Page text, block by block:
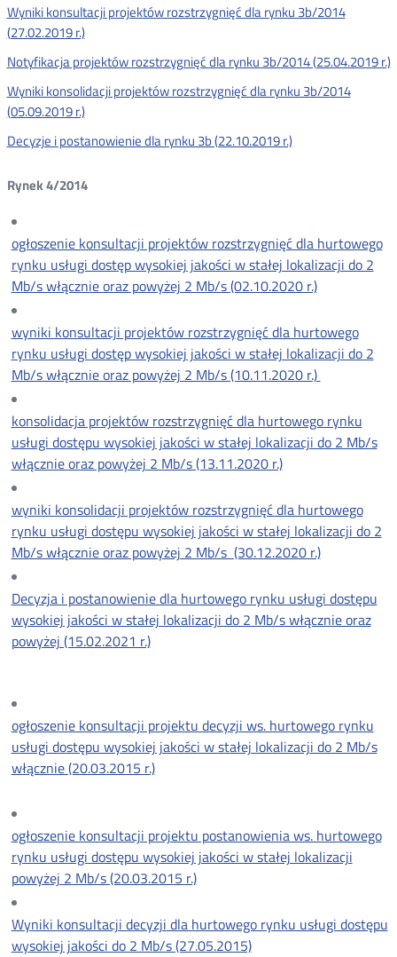
Wyniki konsultacji projektów rozstrzygnięć dla rynku 3b/2014
(27.02.2019 r.)
Notyfikacja projektów rozstrzygnięć dla rynku 3b/2014 (25.04.2019 r.)
Wyniki konsolidacji projektów rozstrzygnięć dla rynku 3b/2014
(05.09.2019 r.)
Decyzje i postanowienie dla rynku 3b (22.10.2019 r.)
Rynek 4/2014
ogłoszenie konsultacji projektów rozstrzygnięć dla hurtowego
rynku usługi dostęp wysokiej jakości w stałej lokalizacji do 2
Mb/s włącznie oraz powyżej 2 Mb/s (02.10.2020 r.)
wyniki konsultacji projektów rozstrzygnięć dla hurtowego
rynku usługi dostęp wysokiej jakości w stałej lokalizacji do 2
Mb/s włącznie oraz powyżej 2 Mb/s (10.11.2020 r.)
konsolidacja projektów rozstrzygnięć dla hurtowego rynku
usługi dostępu wysokiej jakości w stałej lokalizacji do 2 Mb/s
włącznie oraz powyżej 2 Mb/s (13.11.2020 r.)
wyniki konsolidacji projektów rozstrzygnięć dla hurtowego
rynku usługi dostępu wysokiej jakości w stałej lokalizacji do 2
Mb/s włącznie oraz powyżej 2 Mb/s (30.12.2020 r.)
Decyzja i postanowienie dla hurtowego rynku usługi dostępu
wysokiej jakości w stałej lokalizacji do 2 Mb/s włącznie oraz
powyżej (15.02.2021 r.)
ogłoszenie konsultacji projektu decyzji ws. hurtowego rynku
usługi dostępu wysokiej jakości w stałej lokalizacji do 2 Mb/s
włącznie (20.03.2015 r.)
ogłoszenie konsultacji projektu postanowienia ws. hurtowego
rynku usługi dostępu wysokiej jakości w stałej lokalizacji
powyżej 2 Mb/s (20.03.2015 r.)
Wyniki konsultacji decyzji dla hurtowego rynku usługi dostępu
wysokiej jakości do 2 Mb/s (27.05.2015)